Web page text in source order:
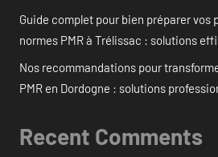
Guide complet pour bien préparer vos
normes PMR à Trélissac : solutions
Nos recommandations pour
PMR en Dordogne : solutions
Recent Comments